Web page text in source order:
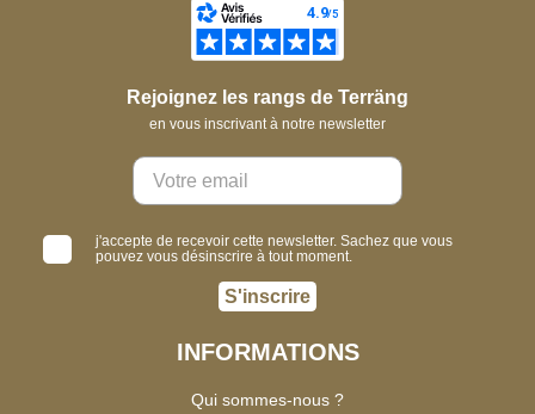
Rejoignez les rangs de Terräng
en vous inscrivant à notre newsletter
j'accepte de recevoir cette newsletter. Sachez que vous
pouvez vous désinscrire à tout moment.
S'inscrire
INFORMATIONS
Qui sommes-nous ?